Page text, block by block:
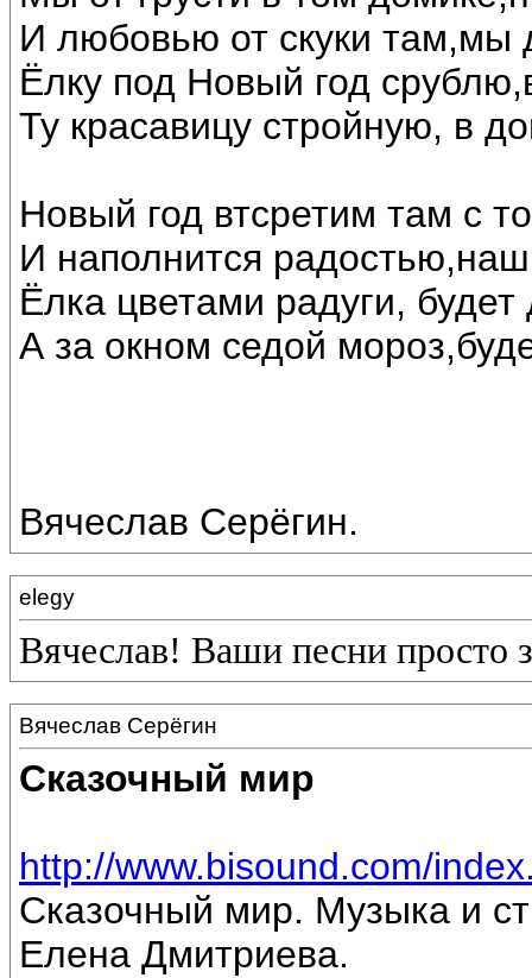
И любовью от скуки там,мы
Ёлку под Новый год
Ту красавицу стройную, в
Новый год втсретим там с
И наполнится
Ёлка цветами радуги,
А за окном седой
Вячеслав Серёгин.
elegy
Вячеслав! Ваши песни просто
Вячеслав Серёгин
Сказочный мир
http://www.bisound.com/
Сказочный мир. Музыка и
Елена Дмитриева.